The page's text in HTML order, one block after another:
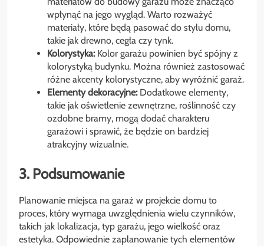
wpłynąć na jego wygląd. Warto rozważyć
materiały, które będą pasować do stylu domu,
takie jak drewno, cegła czy tynk.
Kolorystyka:Kolor garażu powinien być spójny z
kolorystyką budynku. Można również zastosować
różne akcenty kolorystyczne, aby wyróżnić garaż.
Elementy dekoracyjne:Dodatkowe elementy,
takie jak oświetlenie zewnętrzne, roślinność czy
ozdobne bramy, mogą dodać charakteru
garażowi i sprawić, że będzie on bardziej
atrakcyjny wizualnie.
3. Podsumowanie
Planowanie miejsca na garaż w projekcie domu to
proces, który wymaga uwzględnienia wielu czynników,
takich jak lokalizacja, typ garażu, jego wielkość oraz
estetyka. Odpowiednie zaplanowanie tych elementów